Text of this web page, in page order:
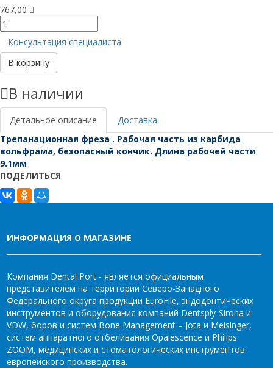
767,00
Количество
товара
HMG152
016
FGL
бор
твердосплавный
шт)
Консультация специалиста
В корзину
В наличии
Детальное описание
Доставка
Трепанационная фреза . Рабочая часть из карбида
вольфрама, безопасный кончик. Длина рабочей части
9.1мм
ПОДЕЛИТЬСЯ
ИНФОРМАЦИЯ О МАГАЗИНЕ
Компания Dental Port - является официальным
представителем на территории Северо-Западного
Федерального округа продукции EuroFile, эндодонтических
инструментов и оборудования компаний Dentsply-Sirona и
VDW, боров и систем Bone Management – Jota и Meisinger,
систем аппаратного отбеливания Opalescence и Philips
ZOOM, медицинских и стоматологических инструментов
европейского производства.